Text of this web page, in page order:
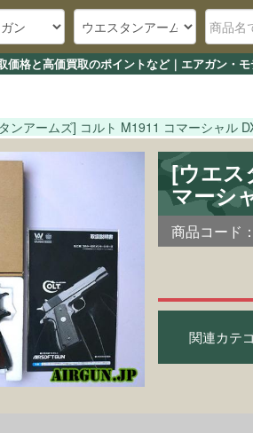
格と高価買取のポイントなど｜エアガン・
ンアームズ] コルト M1911 コマーシャル
[ウエス
マーシ
商品コード：
関連カテ